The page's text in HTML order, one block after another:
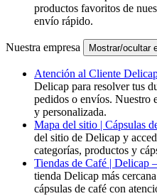
productos favoritos de
envío rápido.
Nuestra empresa Mostrar/ocultar
Atención al Cliente
Delicap para resolver tus
pedidos o envíos. Nuestro
y personalizada.
Mapa del sitio | Cápsulas
del sitio de Delicap y
categorías, productos y
Tiendas de Café | Delicap
tienda Delicap más
cápsulas de café con